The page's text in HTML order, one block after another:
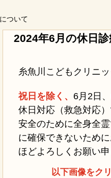
ついて
2024年6月の休日診
糸魚川こどもクリニッ
祝日を除く、 6月2日、
休日対応（救急対応
安全のために全身全
に確保できないため
ほどよろしくお願い申
以下画像をク